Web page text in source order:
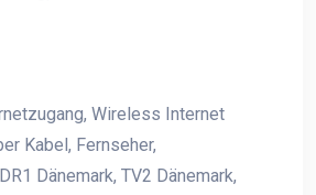
Wireless Internet
Kabel, Fernseher,
Dänemark, TV2 Dänemark,